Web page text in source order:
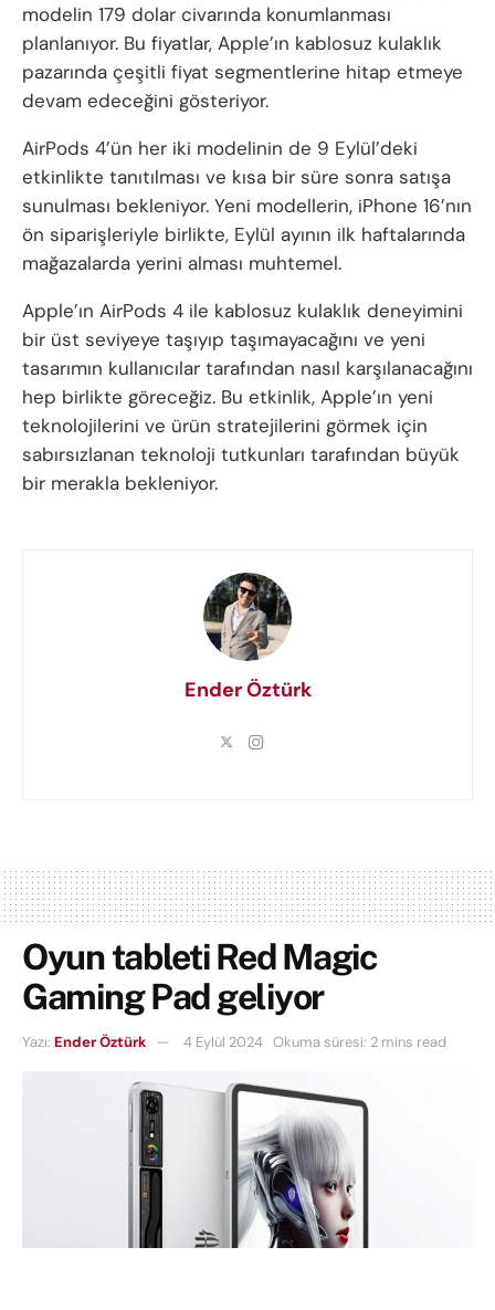
modelin 179 dolar civarında konumlanması
planlanıyor. Bu fiyatlar, Apple’ın kablosuz kulaklık
pazarında çeşitli fiyat segmentlerine hitap etmeye
devam edeceğini gösteriyor.
AirPods 4’ün her iki modelinin de 9 Eylül’deki
etkinlikte tanıtılması ve kısa bir süre sonra satışa
sunulması bekleniyor. Yeni modellerin, iPhone 16’nın
ön siparişleriyle birlikte, Eylül ayının ilk haftalarında
mağazalarda yerini alması muhtemel.
Apple’ın AirPods 4 ile kablosuz kulaklık deneyimini
bir üst seviyeye taşıyıp taşımayacağını ve yeni
tasarımın kullanıcılar tarafından nasıl karşılanacağını
hep birlikte göreceğiz. Bu etkinlik, Apple’ın yeni
teknolojilerini ve ürün stratejilerini görmek için
sabırsızlanan teknoloji tutkunları tarafından büyük
bir merakla bekleniyor.
Ender Öztürk
Oyun tableti Red Magic
Gaming Pad geliyor
Yazı: Ender Öztürk 4 Eylül 2024 Okuma süresi: 2 mins read